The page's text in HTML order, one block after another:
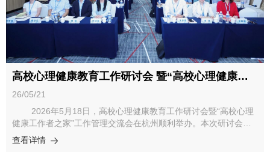
体系，希望全体教师群策群力打磨课程内容，抓住新生入学关键窗
口期，传递学校关怀，联动校内各方育人力量与资源，共建新生心
理健康护航新路径。心理与行为科学系副系主任胡玉正老师致辞。
他表示，心理系高度重视学生心理健康工作，此前已通过教师挂
职、专家研讨等形式深度参与课程前期筹备，与心理中心协同完成
多轮内容打磨。他指出，浙大学生多经历高中阶段的全方位保护，
入学后在自主规划、人际适应、学业挑战等方面普遍存在转型压
力。课程应抓住入学关键期开展前瞻性引导，帮助学生正确看待挫
折，在实践中获得成长与适应。心理健康教育与咨询中心副主任梁
社红老师就课程整体设置作详细说明。她介绍《大学生心理适应与
发展》是学校首次面向全体新生开设的心理健康教育课程，也是年
度集体关怀重点工作。她对课程内容、设计逻辑进行了讲解，并对
高校心理健康教育工作研讨会 暨“高校心理健康工作者之家”工作管理交流会顺利举办
26/05/21
2026年5月18日，高校心理健康教育工作研讨会暨“高校心理
健康工作者之家”工作管理交流会在杭州顺利举办。本次研讨会由
教育部普通高等学校学生心理健康教育专家指导委员会秘书处、中
国大学生在线、浙江省高校心理咨询工作联盟、浙江大学党委学生
查看详情